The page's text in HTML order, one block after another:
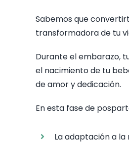
Sabemos que
transformadora de tu
Durante el embarazo,
el nacimiento de tu
de amor y dedicación.
En esta fase de
La adaptación a